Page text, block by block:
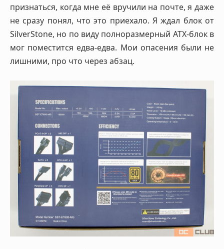
признаться, когда мне её вручили на почте, я даже
не сразу понял, что это приехало. Я ждал блок от
SilverStone, но по виду полноразмерный ATX-блок в
мог поместится едва-едва. Мои опасения были не
лишними, про что через абзац.